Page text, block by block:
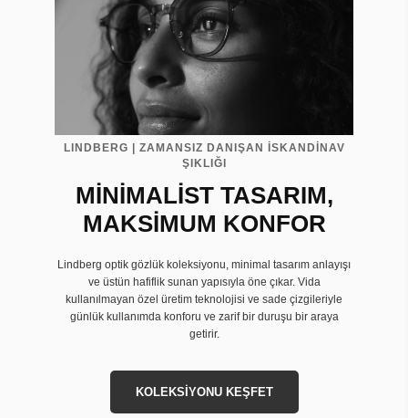
LINDBERG | ZAMANSIZ DANIŞAN İSKANDİNAV
ŞIKLIĞI
MİNİMALİST TASARIM,
MAKSİMUM KONFOR
Lindberg optik gözlük koleksiyonu, minimal tasarım anlayışı
ve üstün hafiflik sunan yapısıyla öne çıkar. Vida
kullanılmayan özel üretim teknolojisi ve sade çizgileriyle
günlük kullanımda konforu ve zarif bir duruşu bir araya
getirir.
KOLEKSİYONU KEŞFET